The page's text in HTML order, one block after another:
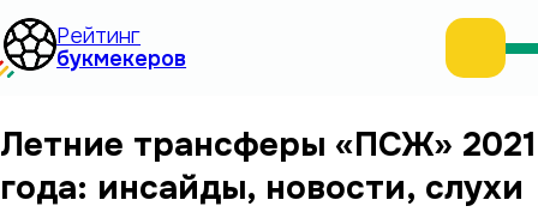
Рейтинг
букмекеров
Метка
Летние трансферы «ПСЖ» 2021
года: инсайды, новости, слухи